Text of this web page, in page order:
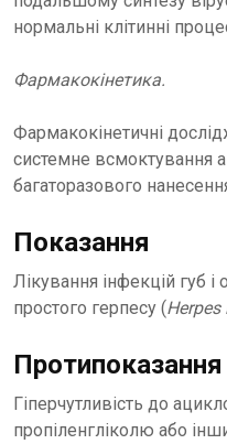
нормальні клітинні
Фармакокінетика.
Фармакокінетичні
системне всмоктування
багаторазового
Показання
Лікування інфекцій губ
простого герпесу (
Протипоказання
Гіперчутливість до
пропіленгліколю або